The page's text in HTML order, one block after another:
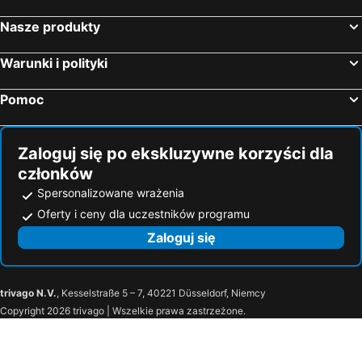
Gerlos, luxury hotels
Going, luxury hotels
Bischofswiesen, luxury hotels
Walchsee, luxury hotels
Nasze produkty
Warunki i polityki
Pomoc
Zaloguj się po ekskluzywne korzyści dla
członków
Spersonalizowane wrażenia
Oferty i ceny dla uczestników programu
Zaloguj się
trivago N.V., Kesselstraße 5 – 7, 40221 Düsseldorf, Niemcy
Copyright 2026 trivago | Wszelkie prawa zastrzeżone.